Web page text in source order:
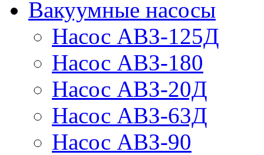
Вакуумные насосы
Насос АВЗ-125Д
Насос АВЗ-180
Насос АВЗ-20Д
Насос АВЗ-63Д
Насос АВЗ-90